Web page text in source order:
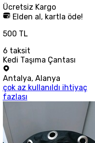
Ücretsiz Kargo
Elden al, kartla öde!
500 TL
6 taksit
Kedi Taşıma Çantası
Antalya, Alanya
çok az kullanıldı ihtiyaç
fazlası